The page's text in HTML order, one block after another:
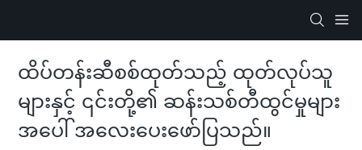
ထိပ်တန်းဆီစစ်ထုတ်သည့် ထုတ်လုပ်သူ
များနှင့် ၎င်းတို့၏ ဆန်းသစ်တီထွင်မှုများ
အပေါ် အလေးပေးဖော်ပြသည်။